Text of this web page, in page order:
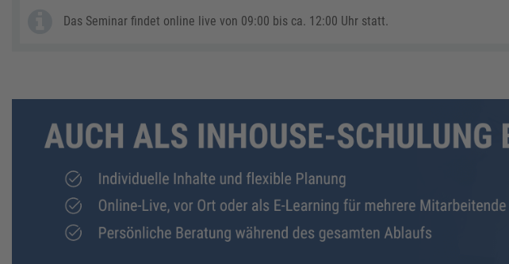
Das Seminar findet online live von 09:00 bis ca. 12:00 Uhr statt.